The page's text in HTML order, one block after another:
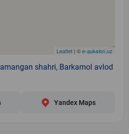
Leaflet | ©e-auksion.uz
shahri, Barkamol avlod
Yandex Maps